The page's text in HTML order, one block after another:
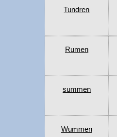
Tundren
Rumen
summen
Wummen